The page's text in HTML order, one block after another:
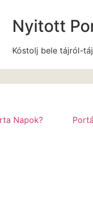
Nyitott
Kóstolj bele tájról-
Napok?